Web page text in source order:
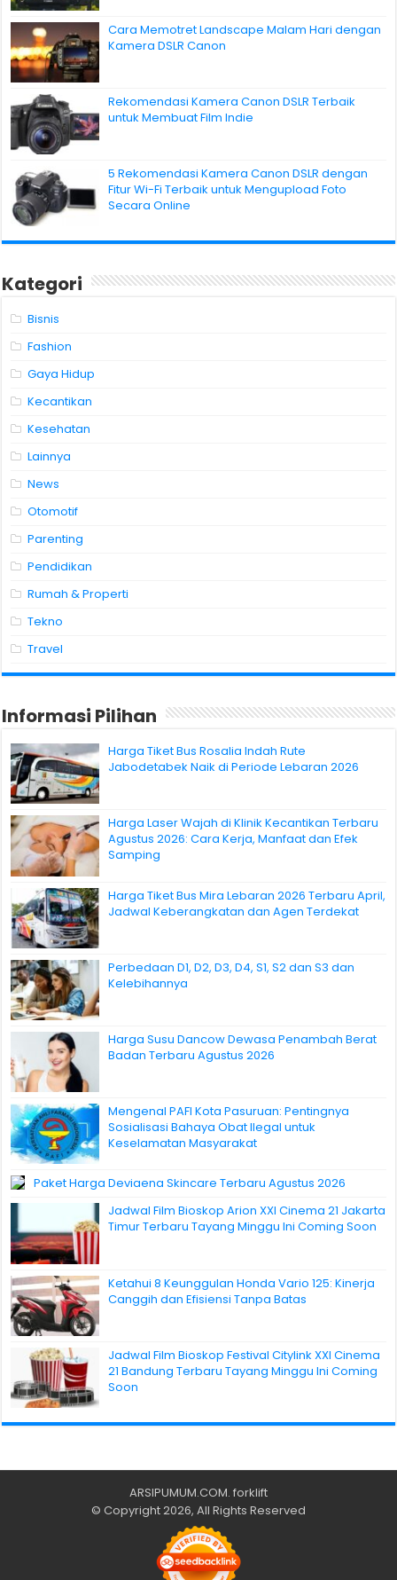
Cara Memotret Landscape Malam Hari dengan
Kamera DSLR Canon
Rekomendasi Kamera Canon DSLR Terbaik
untuk Membuat Film Indie
5 Rekomendasi Kamera Canon DSLR dengan
Fitur Wi-Fi Terbaik untuk Mengupload Foto
Secara Online
Kategori
Bisnis
Fashion
Gaya Hidup
Kecantikan
Kesehatan
Lainnya
News
Otomotif
Parenting
Pendidikan
Rumah & Properti
Tekno
Travel
Informasi Pilihan
Harga Tiket Bus Rosalia Indah Rute
Jabodetabek Naik di Periode Lebaran 2026
Harga Laser Wajah di Klinik Kecantikan Terbaru
Agustus 2026: Cara Kerja, Manfaat dan Efek
Samping
Harga Tiket Bus Mira Lebaran 2026 Terbaru April,
Jadwal Keberangkatan dan Agen Terdekat
Perbedaan D1, D2, D3, D4, S1, S2 dan S3 dan
Kelebihannya
Harga Susu Dancow Dewasa Penambah Berat
Badan Terbaru Agustus 2026
Mengenal PAFI Kota Pasuruan: Pentingnya
Sosialisasi Bahaya Obat Ilegal untuk
Keselamatan Masyarakat
Paket Harga Deviaena Skincare Terbaru Agustus 2026
Jadwal Film Bioskop Arion XXI Cinema 21 Jakarta
Timur Terbaru Tayang Minggu Ini Coming Soon
Ketahui 8 Keunggulan Honda Vario 125: Kinerja
Canggih dan Efisiensi Tanpa Batas
Jadwal Film Bioskop Festival Citylink XXI Cinema
21 Bandung Terbaru Tayang Minggu Ini Coming
Soon
ARSIPUMUM.COM. forklift
© Copyright 2026, All Rights Reserved